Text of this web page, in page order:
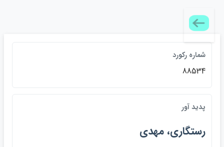
شماره ركورد
88534
پديد آور
رستگاري، مهدي